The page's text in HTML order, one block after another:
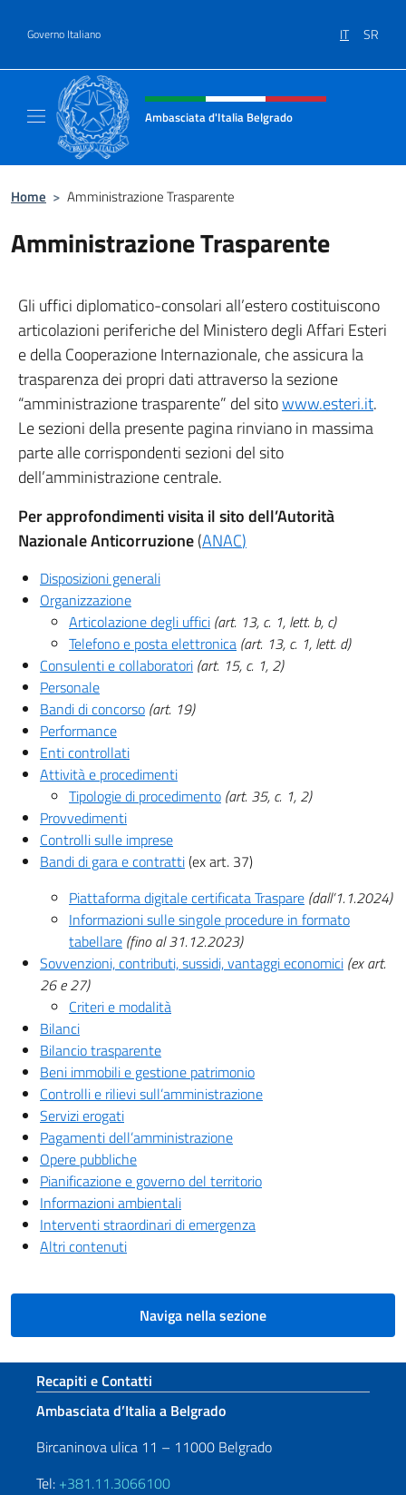
Governo Italiano IT SR
Intestazione sito, social e menù
Ambasciata d'Italia Belgrado
Home > Amministrazione Trasparente
Amministrazione Trasparente
Gli uffici diplomatico-consolari all’estero costituiscono
articolazioni periferiche del Ministero degli Affari Esteri
e della Cooperazione Internazionale, che assicura la
trasparenza dei propri dati attraverso la sezione
“amministrazione trasparente” del sitowww.esteri.it.
Le sezioni della presente pagina rinviano in massima
parte alle corrispondenti sezioni del sito
dell’amministrazione centrale.
Per approfondimenti visita il sito dell’Autorità
Nazionale Anticorruzione(ANAC)
Disposizioni generali
Organizzazione
Articolazione degli uffici (art. 13, c. 1, lett. b, c)
Telefono e posta elettronica (art. 13, c. 1, lett. d)
Consulenti e collaboratori (art. 15, c. 1, 2)
Personale
Bandi di concorso (art. 19)
Performance
Enti controllati
Attività e procedimenti
Tipologie di procedimento (art. 35, c. 1, 2)
Provvedimenti
Controlli sulle imprese
Bandi di gara e contratti(ex art. 37)
Piattaforma digitale certificata Traspare (dall’1.1.2024)
Informazioni sulle singole procedure in formato
tabellare (fino al 31.12.2023)
Sovvenzioni, contributi, sussidi, vantaggi economici (ex art.
26 e 27)
Criteri e modalità
Bilanci
Bilancio trasparente
Beni immobili e gestione patrimonio
Controlli e rilievi sull’amministrazione
Servizi erogati
Pagamenti dell’amministrazione
Opere pubbliche
Pianificazione e governo del territorio
Informazioni ambientali
Interventi straordinari di emergenza
Altri contenuti
Naviga nella sezione
Sezione footer
Recapiti e Contatti
Ambasciata d’Italia a Belgrado
Bircaninova ulica 11 – 11000 Belgrado
Tel: +381.11.3066100